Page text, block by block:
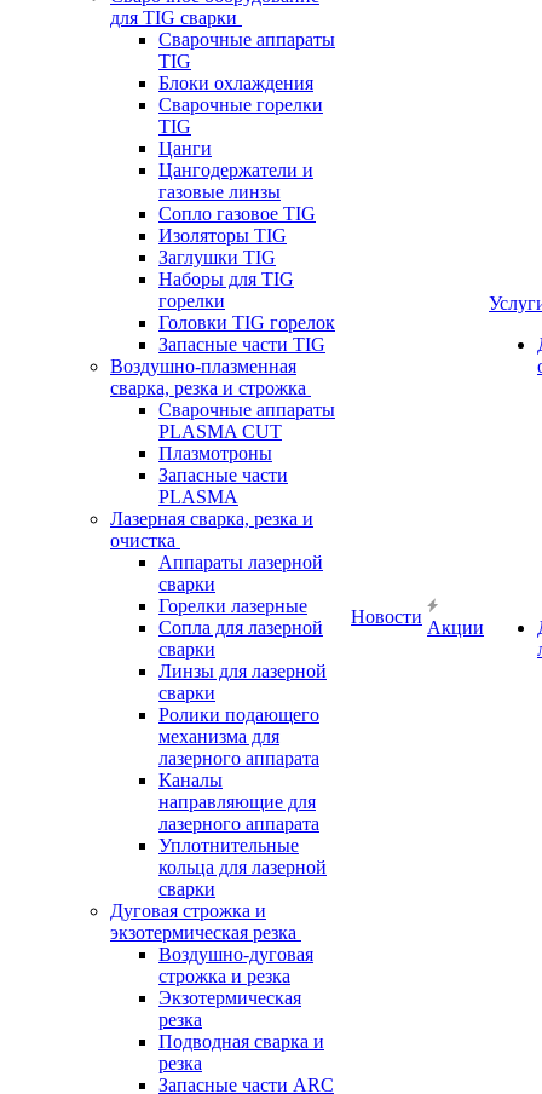
для TIG сварки
Сварочные аппараты
TIG
Блоки охлаждения
Сварочные горелки
TIG
Цанги
Цангодержатели и
газовые линзы
Сопло газовое TIG
Изоляторы TIG
Заглушки TIG
Наборы для TIG
горелки
Головки TIG горелок
Запасные части TIG
Воздушно-плазменная
сварка, резка и строжка
Сварочные аппараты
PLASMA CUT
Плазмотроны
Запасные части
PLASMA
Лазерная сварка, резка и
очистка
Аппараты лазерной
сварки
Горелки лазерные
Сопла для лазерной
сварки
Линзы для лазерной
сварки
Ролики подающего
механизма для
лазерного аппарата
Каналы
направляющие для
лазерного аппарата
Уплотнительные
кольца для лазерной
сварки
Дуговая строжка и
экзотермическая резка
Воздушно-дуговая
строжка и резка
Экзотермическая
резка
Подводная сварка и
резка
Запасные части ARC
Новости
Акции